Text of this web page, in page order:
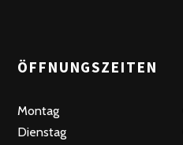
ÖFFNUNGSZEITEN
Montag
Dienstag